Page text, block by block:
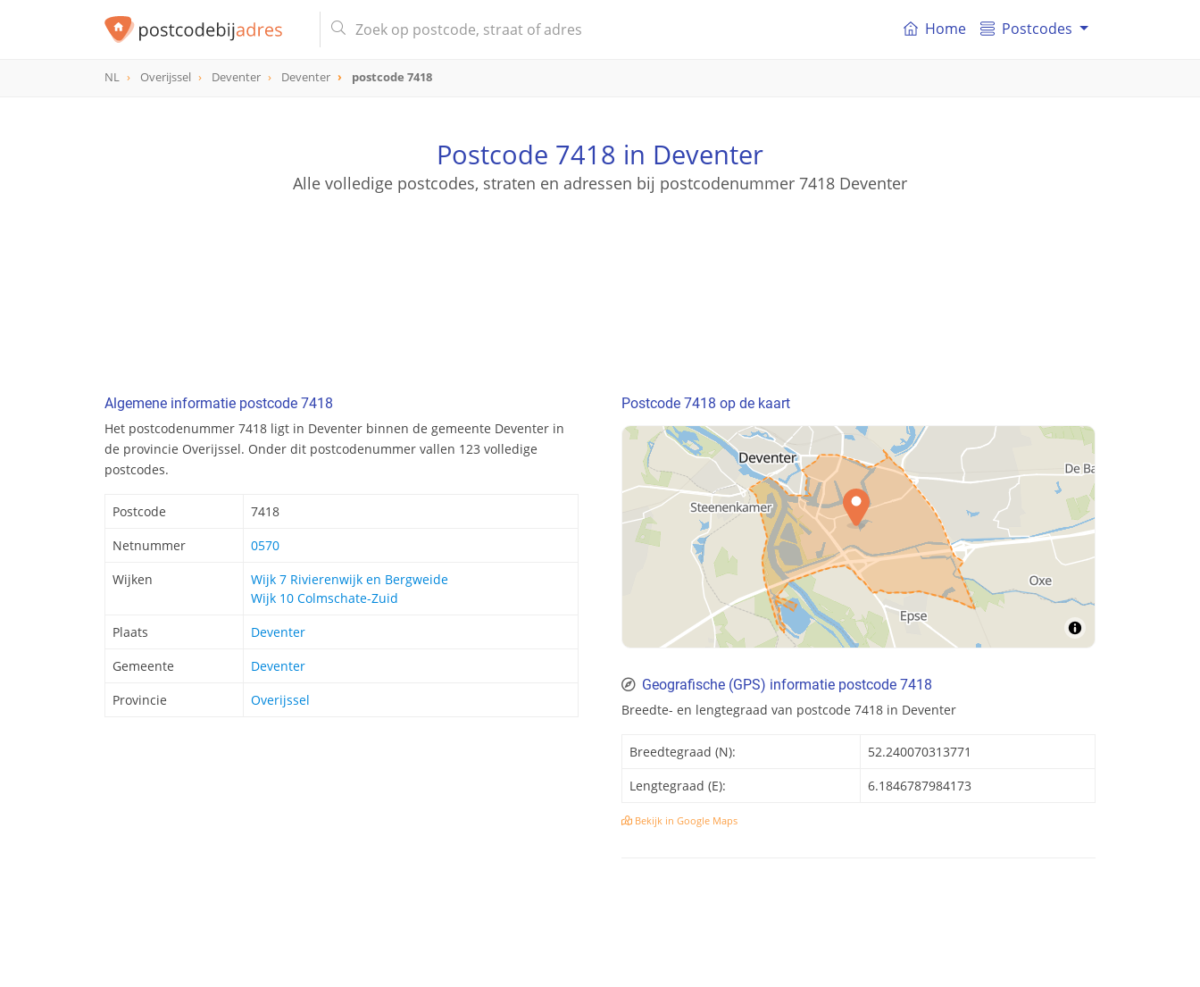
postcode
Home Postcodes
NL Overijssel Deventer Deventer postcode 7418
Postcode 7418 in Deventer
Alle volledige postcodes, straten en adressen bij postcodenummer 7418 Deventer
Algemene informatie postcode 7418
Het postcodenummer 7418 ligt in Deventer binnen de gemeente Deventer in
de provincie Overijssel. Onder dit postcodenummer vallen 123 volledige
postcodes.
Postcode
7418
Netnummer
0570
Wijken
Wijk 7 Rivierenwijk en Bergweide
Wijk 10 Colmschate-Zuid
Plaats
Deventer
Gemeente
Deventer
Provincie
Overijssel
Postcode 7418 op de kaart
Geografische (GPS) informatie postcode 7418
Breedte- en lengtegraad van postcode 7418 in Deventer
Breedtegraad (N):
52.240070313771
Lengtegraad (E):
6.1846787984173
Bekijk in Google Maps